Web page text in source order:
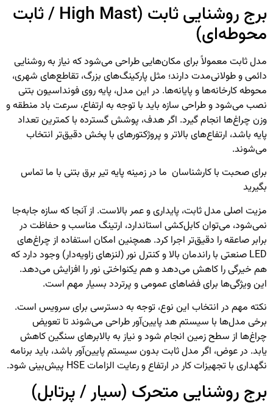
برج روشنایی ثابت (High Mast / ثابت
محوطه‌ای)
مدل ثابت معمولاً برای مکان‌هایی طراحی می‌شود که نیاز به روشنایی
دائمی و طولانی‌مدت دارند؛ مثل پارکینگ‌های بزرگ، تقاطع‌های شهری،
محوطه کارخانه‌ها و پایانه‌ها. در این مدل، پایه روی فونداسیون بتنی
نصب می‌شود و طراحی سازه باید با توجه به ارتفاع، سرعت باد منطقه و
وزن چراغ‌ها انجام گیرد. اگر هدف، پوشش گسترده با کمترین تعداد
پایه باشد، ارتفاع‌های بالاتر و پروژکتورهای با پخش دقیق‌تر انتخاب
می‌شوند.
برای صحبت با کارشناسان ما در زمینهپایه تیر برق بتنی با ما تماس
بگیرید
مزیت اصلی مدل ثابت، پایداری و عمر بالاست. از آنجا که سازه جابه‌جا
نمی‌شود، می‌توان کابل‌کشی استاندارد، ارتینگ مناسب و حفاظت در
برابر صاعقه را دقیق‌تر اجرا کرد. همچنین امکان استفاده از چراغ‌های
LED صنعتی با راندمان بالا و کنترل نور (لنزهای زاویه‌دار) وجود دارد که
هم خیرگی را کاهش می‌دهد و هم یکنواختی نور را افزایش می‌دهد.
این ویژگی‌ها برای فضاهای عمومی و پرتردد بسیار مهم است.
نکته مهم در انتخاب این نوع، توجه به دسترسی برای سرویس است.
برخی مدل‌ها با سیستم هد پایین‌آور طراحی می‌شوند تا تعویض
چراغ‌ها از سطح زمین انجام شود و نیاز به بالابرهای سنگین کاهش
یابد. در عوض، اگر مدل ثابت بدون سیستم پایین‌آور باشد، باید برنامه
نگهداری با تجهیزات کار در ارتفاع و رعایت الزامات HSE پیش‌بینی شود.
برج روشنایی متحرک (سیار / پرتابل)